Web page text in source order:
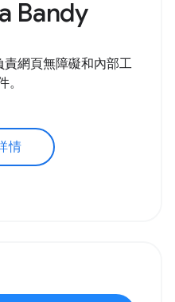
Bandy
網頁無障礙和內部工
。
情